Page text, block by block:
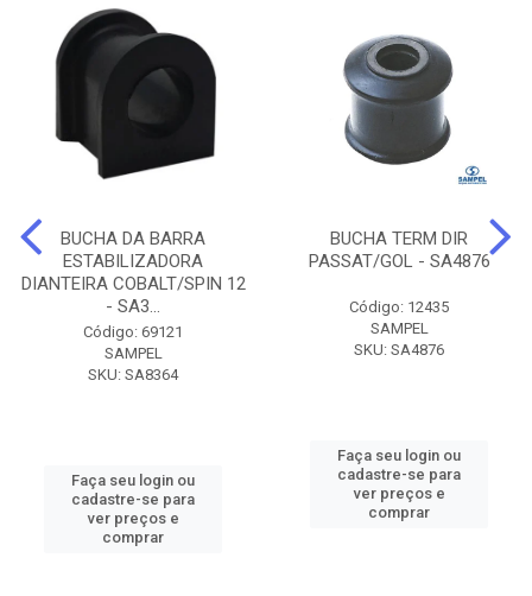
BUCHA DA BARRA
ESTABILIZADORA
DIANTEIRA COBALT/SPIN 12
- SA3...
Código: 69121
SAMPEL
SKU: SA8364
Faça seu login ou
cadastre-se para
ver preços e
comprar
BUCHA TERM DIR
PASSAT/GOL - SA4876
Código: 12435
SAMPEL
SKU: SA4876
Faça seu login ou
cadastre-se para
ver preços e
comprar